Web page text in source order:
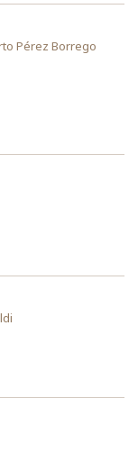
Pérez Borrego